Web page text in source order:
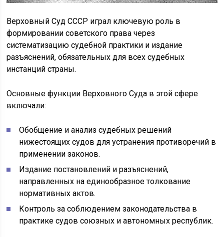
Верховный Суд СССР играл ключевую роль в
формировании советского права через
систематизацию судебной практики и издание
разъяснений, обязательных для всех судебных
инстанций страны.
Основные функции Верховного Суда в этой сфере
включали:
Обобщение и анализ судебных решений
нижестоящих судов для устранения противоречий в
применении законов.
Издание постановлений и разъяснений,
направленных на единообразное толкование
нормативных актов.
Контроль за соблюдением законодательства в
практике судов союзных и автономных республик.